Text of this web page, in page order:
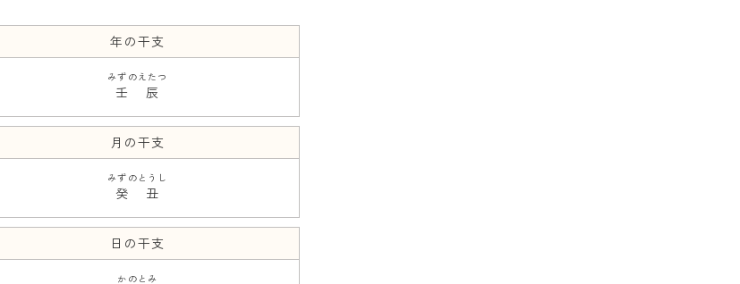
年の干支
壬辰
みずのえたつ
月の干支
癸丑
みずのとうし
日の干支
かのとみ